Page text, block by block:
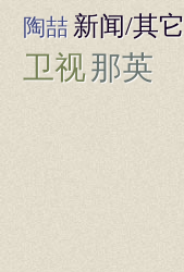
陶喆 新闻/其它
卫视那英